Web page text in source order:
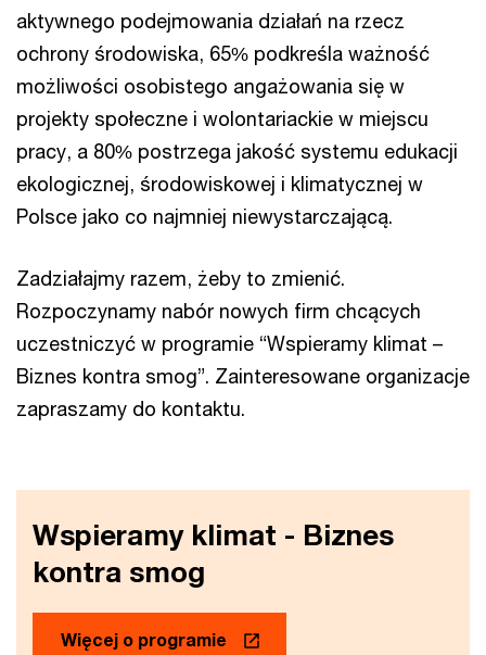
aktywnego podejmowania działań na rzecz
ochrony środowiska, 65% podkreśla ważność
możliwości osobistego angażowania się w
projekty społeczne i wolontariackie w miejscu
pracy, a 80% postrzega jakość systemu edukacji
ekologicznej, środowiskowej i klimatycznej w
Polsce jako co najmniej niewystarczającą.
Zadziałajmy razem, żeby to zmienić.
Rozpoczynamy nabór nowych firm chcących
uczestniczyć w programie “Wspieramy klimat –
Biznes kontra smog”. Zainteresowane organizacje
zapraszamy do kontaktu.
Wspieramy klimat - Biznes
kontra smog
Więcej o programie